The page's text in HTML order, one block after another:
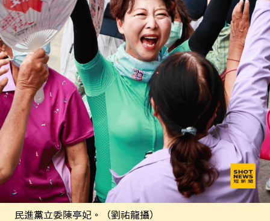
民進黨立委陳亭妃。（劉祐龍攝）